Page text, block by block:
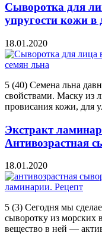
Сыворотка для
упругости кожи
18.01.2020
5 (40) Семена льна
свойствами. Маску из
провисания кожи, для
Экстракт
Антивозрастная
18.01.2020
5 (3) Сегодня мы
сыворотку из морских
вещество в ней —